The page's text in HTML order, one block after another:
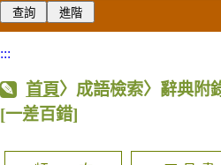
:::
首頁〉成語檢索〉辭典附
[一差百錯]